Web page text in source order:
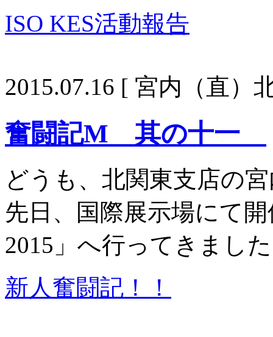
ISO KES活動報告
2015.07.16 [ 宮内（直）
奮闘記M 其の十一
どうも、北関東支店の
先日、国際展示場にて
2015」へ行ってきまし
新人奮闘記！！